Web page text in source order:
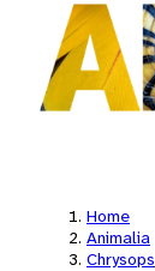
Home
Animalia
Chrysops